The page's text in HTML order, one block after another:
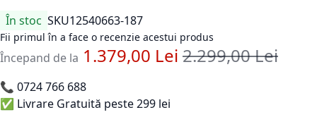
În stoc SKU12540663-187
Fii primul în a face o recenzie acestui produs
Începand de la 1.379,00 Lei Pret standard
2.299,00 Lei
📞 0724 766 688
✅ Livrare Gratuită peste 299 lei